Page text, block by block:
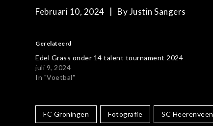
Februari 10, 2024 ByJustin Sangers
Gerelateerd
Edel Grass onder 14 talent tournament 2024
juli 9, 2024
In "Voetbal"
FC Groningen Fotografie SC Heerenveen